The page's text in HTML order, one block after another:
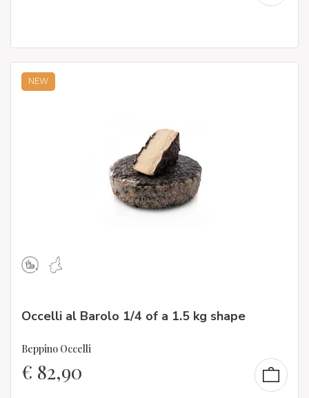
NEW
Occelli al Barolo 1/4 of a 1.5 kg shape
Beppino Occelli
€ 82,90